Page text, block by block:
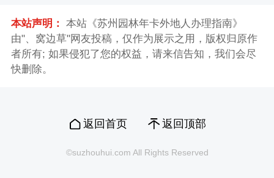
本站声明： 本站《苏州园林年卡外地人办理指南》
由"、窝边草"网友投稿，仅作为展示之用，版权归原作
者所有; 如果侵犯了您的权益，请来信告知，我们会尽
快删除。
返回首页 返回顶部
©suzhouhui.com All Rights Reserved